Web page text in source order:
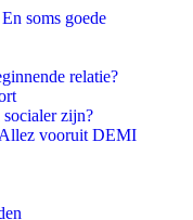
soms goede
relatie?
zijn?
Allez vooruit DEMI